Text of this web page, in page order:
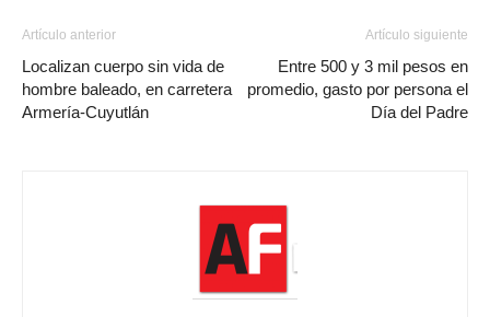
Artículo anterior
Localizan cuerpo sin vida de
hombre baleado, en carretera
Armería-Cuyutlán
Artículo siguiente
Entre 500 y 3 mil pesos en
promedio, gasto por persona el
Día del Padre